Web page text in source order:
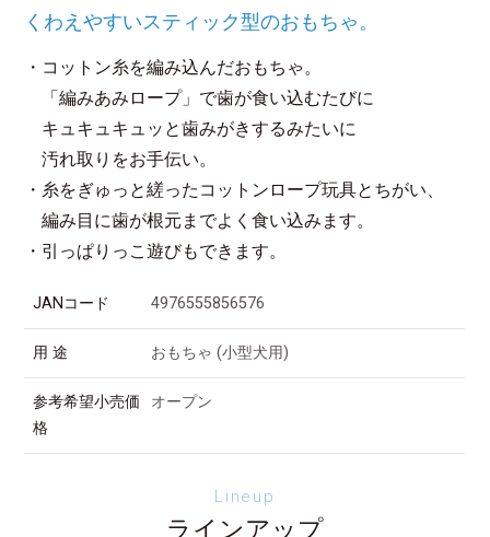
くわえやすいスティック型のおもちゃ。
・コットン糸を編み込んだおもちゃ。
「編みあみロープ」で歯が食い込むたびに
キュキュキュッと歯みがきするみたいに
汚れ取りをお手伝い。
・糸をぎゅっと縒ったコットンロープ玩具とちがい、
編み目に歯が根元までよく食い込みます。
・引っぱりっこ遊びもできます。
JANコード 4976555856576
用 途 おもちゃ (小型犬用)
参考希望小売価
格
オープン
Lineup
ラインアップ